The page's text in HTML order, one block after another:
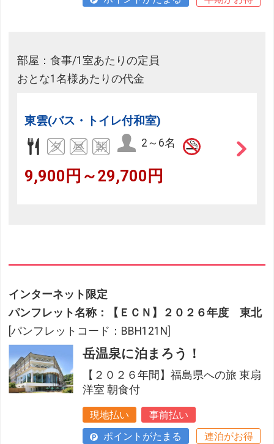
部屋：食事/1室あたりの定員
おとな1名様あたりの代金
東雲(バス・トイレ付和室)
2～6名
9,900円～29,700円
インターネット限定
パンフレット名称：【ＥＣＮ】２０２６年度 東北
[パンフレットコード：BBH121N]
岳温泉に泊まろう！
【２０２６年間】福島県への旅 東扇
洋室 朝食付
現地払い
事前払い
ポイントがたまる
連泊がお得